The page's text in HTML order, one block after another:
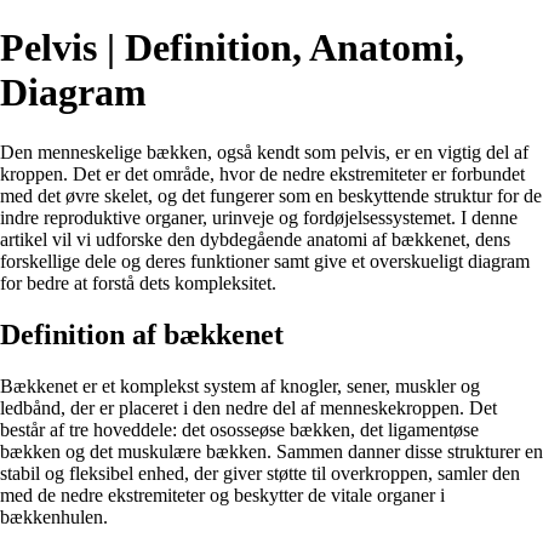
Pelvis | Definition, Anatomi,
Diagram
Den menneskelige bækken, også kendt som pelvis, er en vigtig del af
kroppen. Det er det område, hvor de nedre ekstremiteter er forbundet
med det øvre skelet, og det fungerer som en beskyttende struktur for de
indre reproduktive organer, urinveje og fordøjelsessystemet. I denne
artikel vil vi udforske den dybdegående anatomi af bækkenet, dens
forskellige dele og deres funktioner samt give et overskueligt diagram
for bedre at forstå dets kompleksitet.
Definition af bækkenet
Bækkenet er et komplekst system af knogler, sener, muskler og
ledbånd, der er placeret i den nedre del af menneskekroppen. Det
består af tre hoveddele: det ososseøse bækken, det ligamentøse
bækken og det muskulære bækken. Sammen danner disse strukturer en
stabil og fleksibel enhed, der giver støtte til overkroppen, samler den
med de nedre ekstremiteter og beskytter de vitale organer i
bækkenhulen.